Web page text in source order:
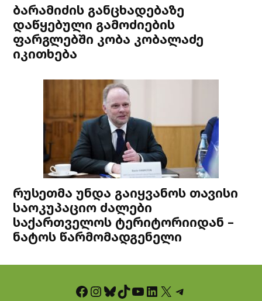
ბარამიძის განცხადებაზე
დაწყებული გამოძიების
ფარგლებში კობა კობალაძე
იკითხება
რუსეთმა უნდა გაიყვანოს თავისი
საოკუპაციო ძალები
საქართველოს ტერიტორიიდან –
ნატოს წარმომადგენელი
Facebook InstagramBluesky TikTok YouTube LinkedIn X Telegram